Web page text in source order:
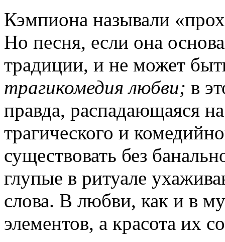
Кэмпиона называли
Но песня, если она
традиции, и не может
трагикомедия любви; в
правда, распадающаяся
трагического и
существовать без
глупые в ритуале
слова. В любви, как и в
элементов, а красота их